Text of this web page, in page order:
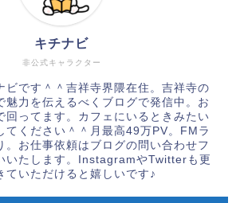
非公式キャラクター
キチナビ
ビです＾＾吉祥寺界隈在住。吉祥寺の
魅力を伝えるべくブログで発信中。お
回ってます。カフェにいるときみたい
てください＾＾月最高49万PV。FMラ
。お仕事依頼はブログの問い合わせフ
いたします。InstagramやTwitterも更
ていただけると嬉しいです♪